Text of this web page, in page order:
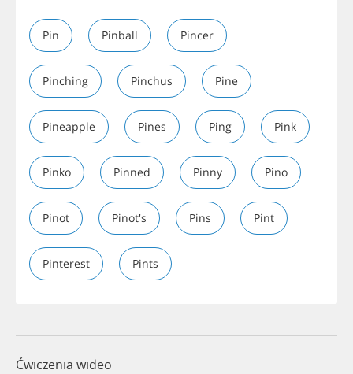
Pin Pinball Pincer
Pinching Pinchus Pine
Pineapple Pines Ping Pink
Pinko Pinned Pinny Pino
Pinot Pinot's Pins Pint
Pinterest Pints
Ćwiczenia wideo